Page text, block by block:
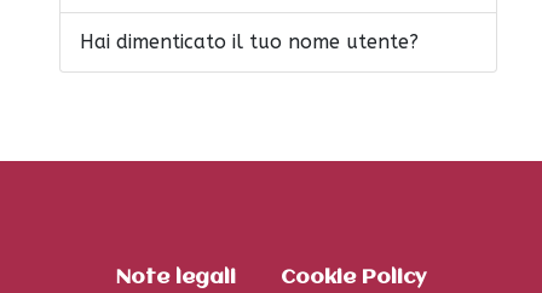
Hai dimenticato il tuo nome utente?
Note legali Cookie Policy